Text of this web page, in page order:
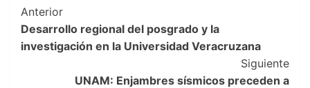
Post
Navigation
Anterior
Desarrollo regional del posgrado y la
investigación en la Universidad Veracruzana
Siguiente
UNAM: Enjambres sísmicos preceden a